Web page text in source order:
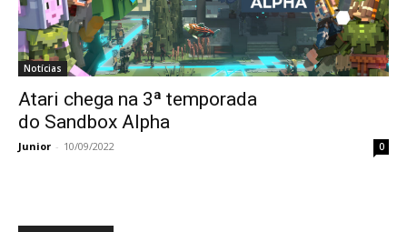
Notícias
Atari chega na 3ª temporada
do Sandbox Alpha
Junior - 10/09/2022 0